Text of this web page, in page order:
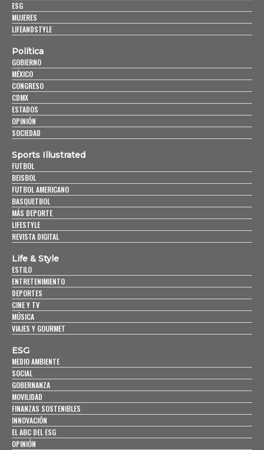
ESG
MUJERES
LIFEANDSTYLE
Política
GOBIERNO
MÉXICO
CONGRESO
CDMX
ESTADOS
OPINIÓN
SOCIEDAD
Sports Illustrated
FUTBOL
BEISBOL
FUTBOL AMERICANO
BASQUETBOL
MÁS DEPORTE
LIFESTYLE
REVISTA DIGITAL
Life & Style
ESTILO
ENTRETENIMIENTO
DEPORTES
CINE Y TV
MÚSICA
VIAJES Y GOURMET
ESG
MEDIO AMBIENTE
SOCIAL
GOBERNANZA
MOVILIDAD
FINANZAS SOSTENIBLES
INNOVACIÓN
EL ABC DEL ESG
OPINIÓN